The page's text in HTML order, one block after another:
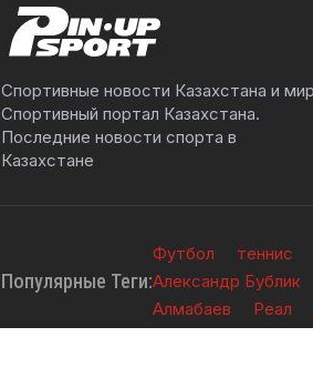
Спортивные новости Казахстана и
Спортивный портал Казахстана.
Последние новости спорта в
Казахстане
Популярные Теги:
Футбол теннис
Александр Бублик
Алмабаев
Реал